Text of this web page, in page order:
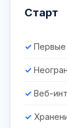
Старт
Первые
Веб-